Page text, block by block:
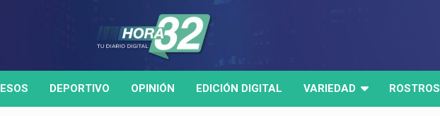
DEPORTIVO OPINIÓN EDICIÓN DIGITAL VARIEDAD ROSTROS